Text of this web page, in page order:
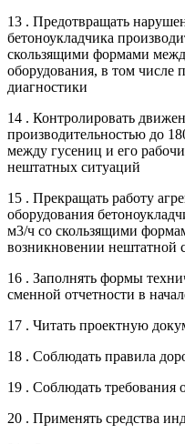
13 . Предотвращать
бетоноукладчика
скользящими формами
оборудования, в том числе
диагностики
14 . Контролировать
производительностью до
между гусениц и его
нештатных ситуаций
15 . Прекращать работу
оборудования
м3/ч со скользящими
возникновении нештатной
16 . Заполнять формы
сменной отчетности в
17 . Читать проектную
18 . Соблюдать правила
19 . Соблюдать требования
20 . Применять средства